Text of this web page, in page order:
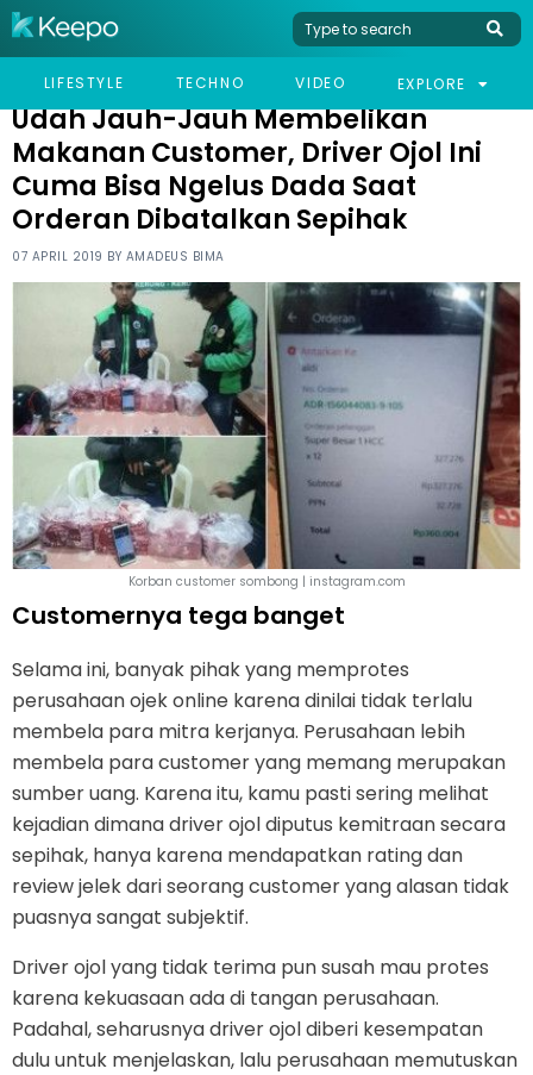
LIFESTYLE TECHNO VIDEO EXPLORE
HOME VIRAL
UDAH JAUH-JAUH MEMBELIKAN MAKANAN CUSTOMER, DRIVER
OJOL INI CUMA BISA NGELUS DADA SAAT ORDERAN DIBATALKAN SEPIHAK
Udah Jauh-Jauh Membelikan
Makanan Customer, Driver Ojol Ini
Cuma Bisa Ngelus Dada Saat
Orderan Dibatalkan Sepihak
07 APRIL 2019 BY AMADEUS BIMA
Korban customer sombong | instagram.com
Customernya tega banget
Selama ini, banyak pihak yang memprotes
perusahaan ojek online karena dinilai tidak terlalu
membela para mitra kerjanya. Perusahaan lebih
membela para customer yang memang merupakan
sumber uang. Karena itu, kamu pasti sering melihat
kejadian dimana driver ojol diputus kemitraan secara
sepihak, hanya karena mendapatkan rating dan
review jelek dari seorang customer yang alasan tidak
puasnya sangat subjektif.
Driver ojol yang tidak terima pun susah mau protes
karena kekuasaan ada di tangan perusahaan.
Padahal, seharusnya driver ojol diberi kesempatan
dulu untuk menjelaskan, lalu perusahaan memutuskan